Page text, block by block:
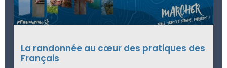
La randonnée au cœur des pratiques des
Français